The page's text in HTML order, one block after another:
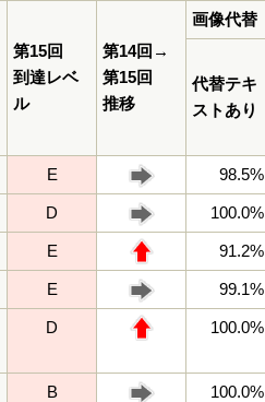
第15回
到達レベ
ル
第14回→
第15回
推移
画像代替
代替テキ
ストあり
E 98.5%
D 100.0%
E 91.2%
E 99.1%
D 100.0%
B 100.0%